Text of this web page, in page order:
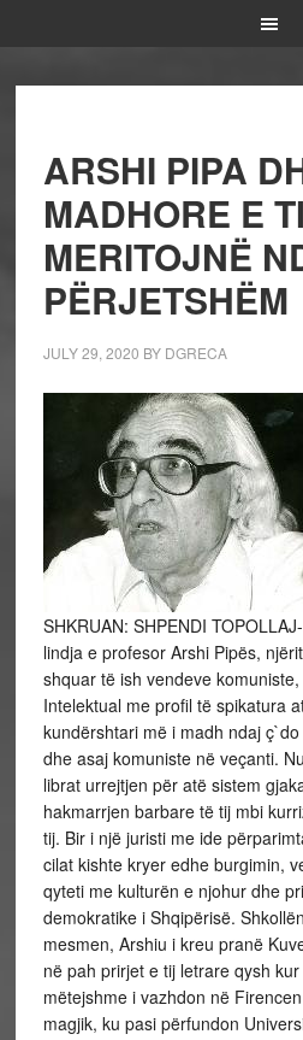
ARSHI PIPA
MADHORE E
MERITOJNË
PËRJETSHËM
JULY 29, 2020 BY DGRECA
SHKRUAN: SHPENDI
lindja e profesor Arshi Pipës,
shquar të ish vendeve
Intelektual me profil të spikatura
kundërshtari më i madh ndaj
dhe asaj komuniste në veçanti.
librat urrejtjen për atë sistem
hakmarrjen barbare të tij mbi
tij. Bir i një juristi me ide
cilat kishte kryer edhe burgimin,
qyteti me kulturën e njohur dhe
demokratike i Shqipërisë.
mesmen, Arshiu i kreu pranë
në pah prirjet e tij letrare qysh
mëtejshme i vazhdon në
magjik, ku pasi përfundon